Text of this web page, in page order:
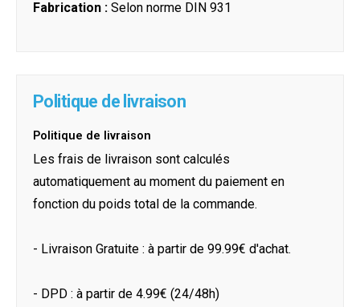
Fabrication : Selon norme DIN 931
Politique de livraison
Politique de livraison
Les frais de livraison sont calculés
automatiquement au moment du paiement en
fonction du poids total de la commande.
- Livraison Gratuite : à partir de 99.99€ d'achat.
- DPD : à partir de 4.99€ (24/48h)